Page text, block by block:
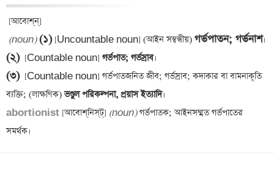
(noun) (১) [Uncountable noun] (আইন সম্বন্ধীয়) গর্ভপাতন; গর্ভনাশ
(২)
  [Countable noun]
গর্ভপাত; গর্ভস্রাব
(৩)
  [Countable noun] গর্ভপাতজনিত জীব; গর্ভস্রাব; কদাকার বা বামনাকৃতি
ব্যক্তি; (লাক্ষণিক) ভণ্ডুল পরিকল্পনা, প্রয়াস ইত্যাদি
abortionist
[আবোশ্‌‌নিস্‌‌ট্] (noun) গর্ভপাতক; আইনসম্মত গর্ভপাতের